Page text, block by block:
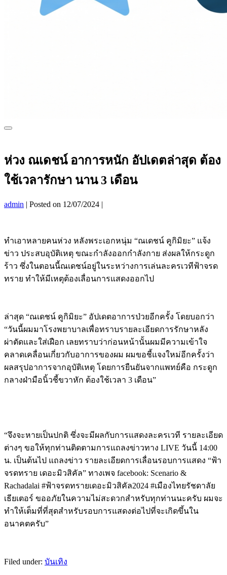
Menu
ห่วง ณเดชน์ อาการหนัก อัปเดตล่าสุด ต้อง
ใช้เวลารักษา นาน 3 เดือน
admin | Posted on 12/07/2024 |
ทำเอาหลายคนห่วง หลังพระเอกหนุ่ม “ณเดชน์ คูกิมิยะ” แจ้ง
ข่าว ประสบอุบัติเหตุ ขณะกำลังออกกำลังกาย ส่งผลให้กระดูก
ร้าว ซึ่งในตอนนี้ณเดชน์อยู่ในระหว่างการเล่นละครเวทีฟ้าจรด
ทราย ทำให้มีเหตุต้องเลื่อนการแสดงออกไป
ล่าสุด “ณเดชน์ คูกิมิยะ” อัปเดตอาการป่วยอีกครั้ง โดยบอกว่า
“วันนี้ผมมาโรงพยาบาลเพื่อทราบรายละเอียดการรักษาหลัง
ผ่าตัดและใส่เฝือก เลยทราบว่าก่อนหน้านั้นผมมีความเข้าใจ
คลาดเคลื่อนเกี่ยวกับอาการของผม ผมขอชี้แจงใหม่อีกครั้งว่า
ผลสรุปอาการจากอุบัติเหตุ โดยการยืนยันจากแพทย์คือ กระดูก
กลางฝ่ามือนิ้วชี้ขวาหัก ต้องใช้เวลา 3 เดือน”
“จึงจะหายเป็นปกติ ซึ่งจะมีผลกับการแสดงละครเวที รายละเอียด
ต่างๆ ขอให้ทุกท่านติดตามการแถลงข่าวทาง LIVE วันนี้ 14:00
น. เป็นต้นไป แถลงข่าว รายละเอียดการเลื่อนรอบการแสดง “ฟ้า
จรดทราย เดอะมิวสิคัล” ทางเพจ facebook: Scenario &
Rachadalai #ฟ้าจรดทรายเดอะมิวสิคัล2024 #เมืองไทยรัชดาลัย
เธียเตอร์ ขออภัยในความไม่สะดวกสำหรับทุกท่านนะครับ ผมจะ
ทำให้เต็มที่ที่สุดสำหรับรอบการแสดงต่อไปที่จะเกิดขึ้นใน
อนาคตครับ”
Filed under: บันเทิง